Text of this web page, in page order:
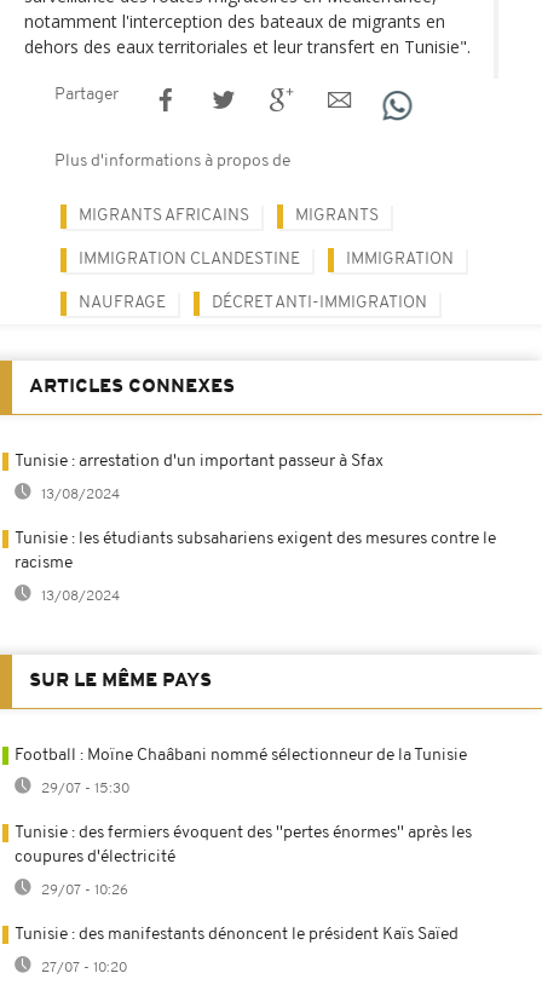
notamment l'interception des bateaux de migrants en
dehors des eaux territoriales et leur transfert en Tunisie".
Partager
Plus d'informations à propos de
MIGRANTS AFRICAINS MIGRANTS
IMMIGRATION CLANDESTINE IMMIGRATION
NAUFRAGE DÉCRET ANTI-IMMIGRATION
ARTICLES CONNEXES
Tunisie : arrestation d'un important passeur à Sfax
13/08/2024
Tunisie : les étudiants subsahariens exigent des mesures contre le
racisme
13/08/2024
SUR LE MÊME PAYS
Football : Moïne Chaâbani nommé sélectionneur de la Tunisie
29/07 - 15:30
Tunisie : des fermiers évoquent des ''pertes énormes'' après les
coupures d'électricité
29/07 - 10:26
Tunisie : des manifestants dénoncent le président Kaïs Saïed
27/07 - 10:20